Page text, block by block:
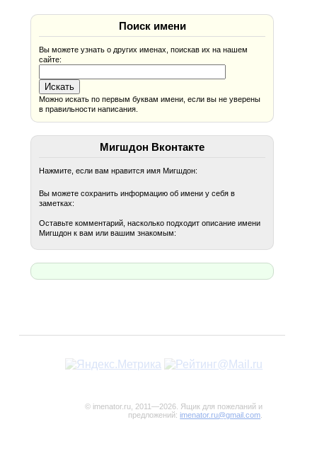
Поиск имени
Вы можете узнать о других именах, поискав их на нашем
сайте:
Можно искать по первым буквам имени, если вы не уверены
в правильности написания.
Мигшдон Вконтакте
Нажмите, если вам нравится имя Мигшдон:
Вы можете сохранить информацию об имени у себя в
заметках:
Оставьте комментарий, насколько подходит описание имени
Мигшдон к вам или вашим знакомым:
© imenator.ru, 2011—2026. Ящик для пожеланий и
предложений:imenator.ru@gmail.com